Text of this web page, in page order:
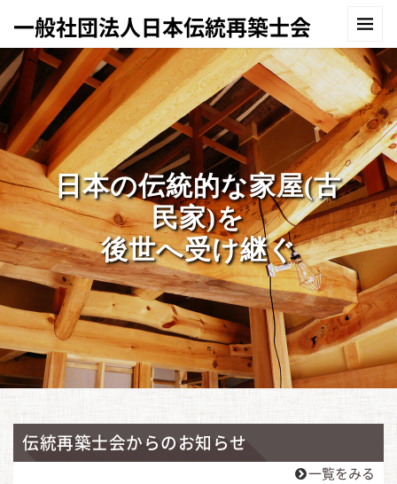
一般社団法人日本伝統再築士会
日本の伝統的な家屋(古
民家)を
後世へ受け継ぐ
伝統再築士会からのお知らせ
一覧をみる